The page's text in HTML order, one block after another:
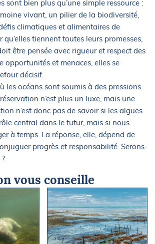
sont bien plus qu’une simple ressource :
vivant, un pilier de la biodiversité,
climatiques et alimentaires de
tiennent toutes leurs promesses,
être pensée avec rigueur et respect des
opportunités et menaces, elles se
décisif.
les océans sont soumis à des pressions
n’est plus un luxe, mais une
n’est donc pas de savoir si les algues
central dans le futur, mais si nous
à temps. La réponse, elle, dépend de
progrès et responsabilité. Serons-
vous conseille